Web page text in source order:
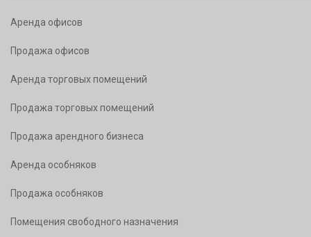
Аренда офисов
Продажа офисов
Аренда торговых помещений
Продажа торговых помещений
Продажа арендного бизнеса
Аренда особняков
Продажа особняков
Помещения свободного назначения